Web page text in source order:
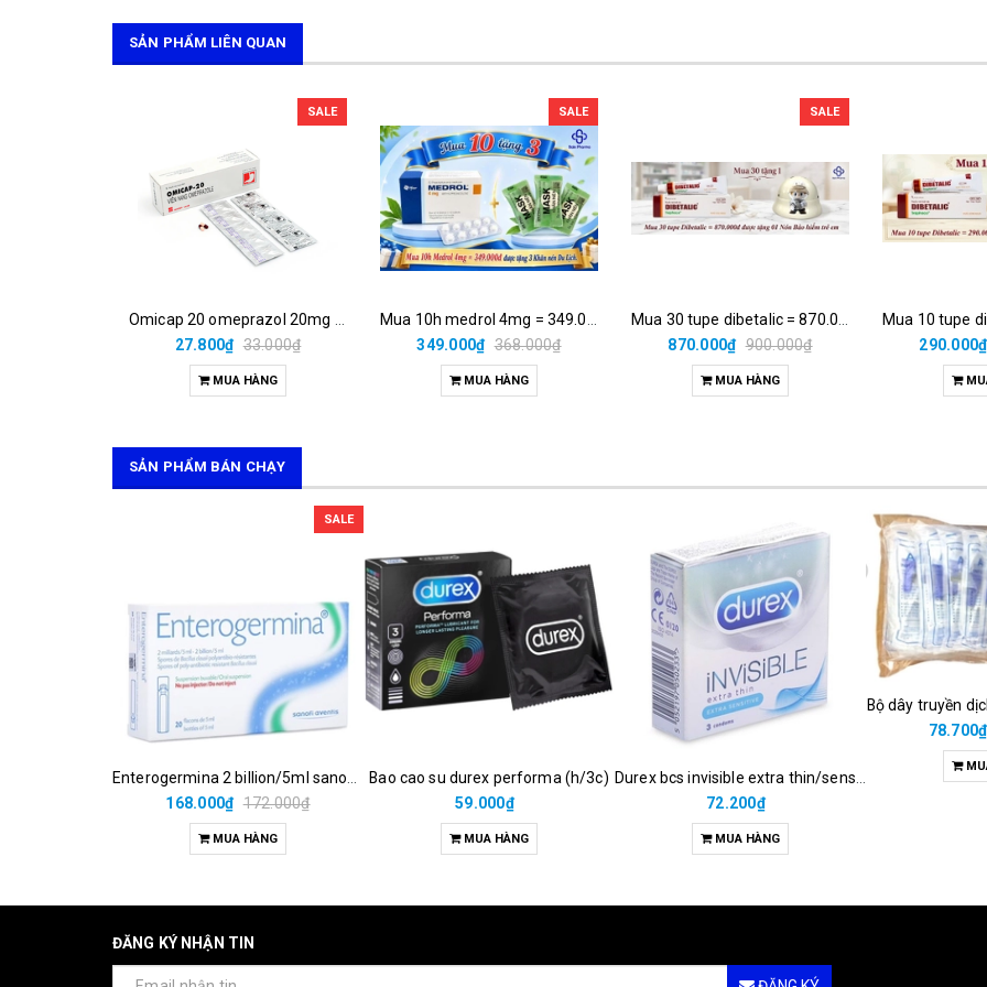
SẢN PHẨM LIÊN QUAN
SALE
27.800₫ 33.000₫
MUA HÀNG
SALE
349.000₫ 368.000₫
MUA HÀNG
SALE
870.000₫ 900.000₫
MUA HÀNG
290.000₫
SẢN PHẨM BÁN CHẠY
SALE
168.000₫ 172.000₫
MUA HÀNG
Bao cao su durex performa (h/3c)
59.000₫
MUA HÀNG
72.200₫
MUA HÀNG
Bộ dây truyền
78.700₫
ĐĂNG KÝ NHẬN TIN